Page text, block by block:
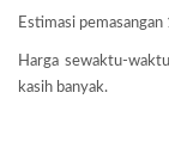
Estimasi
Harga sewaktu-
kasih banyak.